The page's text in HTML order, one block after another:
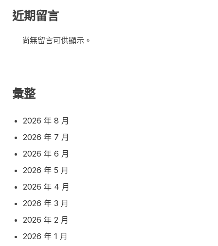
近期留言
尚無留言可供顯示。
彙整
2026 年 8 月
2026 年 7 月
2026 年 6 月
2026 年 5 月
2026 年 4 月
2026 年 3 月
2026 年 2 月
2026 年 1 月